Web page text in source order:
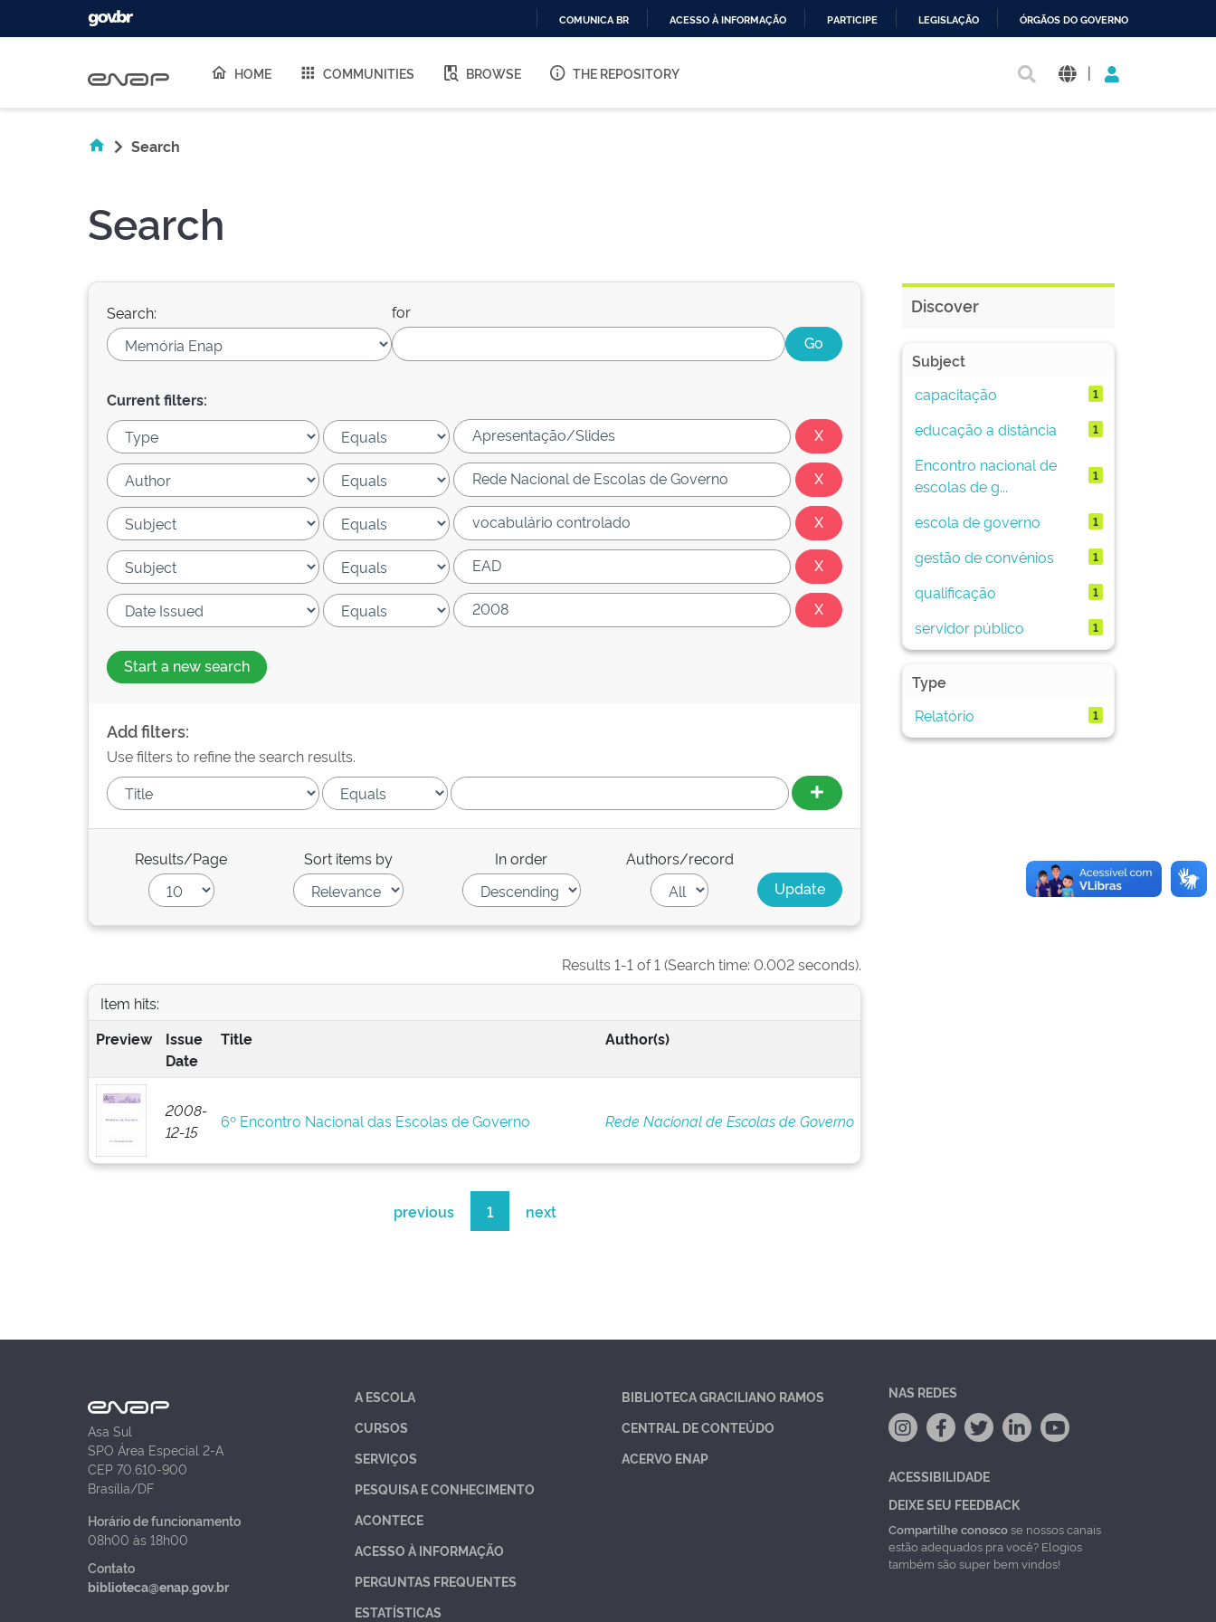
O
COMUNICA BR ACESSO À INFORMAÇÃO PARTICIPE LEGISLAÇÃO ÓRGÃOS DO GOVERNO
HOME COMMUNITIES BROWSE THE REPOSITORY |
Search
Search
Search: for
Current filters:
Start a new search
Add filters:
Use filters to refine the search results.
Results/Page Sort items by In order Authors/record
Results 1-1 of 1 (Search time: 0.002 seconds).
Item hits:
Preview
Issue
Date
Title Author(s)
2008-
12-15
6º Encontro Nacional das Escolas de Governo Rede Nacional de Escolas de Governo
previous 1 next
Discover
Subject
capacitação
1
educação a distância 1
Encontro nacional de
escolas de g...
1
escola de governo 1
gestão de convênios 1
qualificação 1
servidor público 1
Type
Relatório
1
Asa Sul
SPO Área Especial 2-A
CEP 70.610-900
Brasília/DF
Horário de funcionamento
08h00 às 18h00
Contato
biblioteca@enap.gov.br
A ESCOLA
CURSOS
SERVIÇOS
PESQUISA E CONHECIMENTO
ACONTECE
ACESSO À INFORMAÇÃO
PERGUNTAS FREQUENTES
ESTATÍSTICAS
BIBLIOTECA GRACILIANO RAMOS
CENTRAL DE CONTEÚDO
ACERVO ENAP
NAS REDES
ACESSIBILIDADE
DEIXE SEU FEEDBACK
Compartilhe conoscose nossos canais
estão adequados pra você? Elogios
também são super bem vindos!